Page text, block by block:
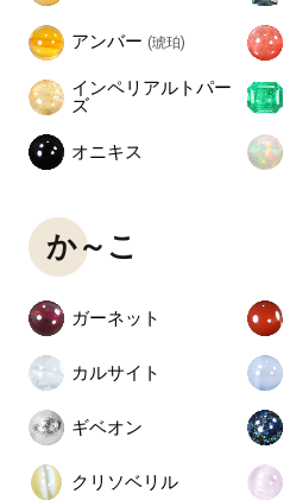
アンバー (琥珀)
インペリアルトパー
ズ
オニキス
か～こ
ガーネット
カルサイト
ギベオン
クリソベリル